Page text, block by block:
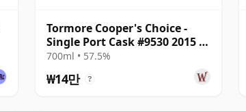
Tormore Cooper's Choice -
Single Port Cask #9530 2015 7
년산
700ml • 57.5%
₩14만 ?